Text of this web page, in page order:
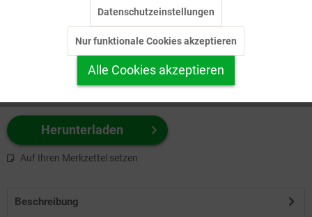
zuerst Ihr Produktformat aus.
z.B. Farbe-Grafik, Schwarz-Weiß-Grafik, mit/ohne Text ...
Herunterladen
Auf Ihren Merkzettel setzen
Beschreibung
Personalisierung Inaktiv
Service
Datenschutzeinstellungen
Nur funktionale Cookies akzeptieren
Alle Cookies akzeptieren